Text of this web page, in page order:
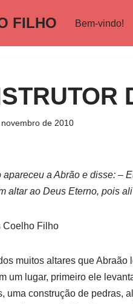
FILHO Bem-vindo!
de 2010
apareceu a Abrão e disse: –
altar ao Deus Eterno, pois
Coelho Filho
muitos altares que
um lugar, primeiro ele
uma construção de pedras,